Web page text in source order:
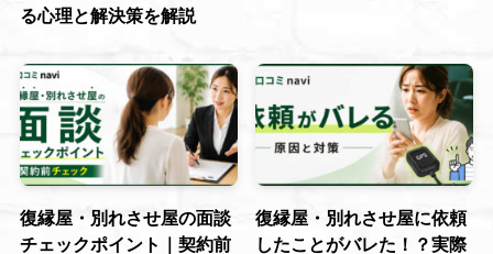
る心理と解決策を解説
復縁屋・別れさせ屋の面談
チェックポイント｜契約前
復縁屋・別れさせ屋に依頼
したことがバレた！？実際